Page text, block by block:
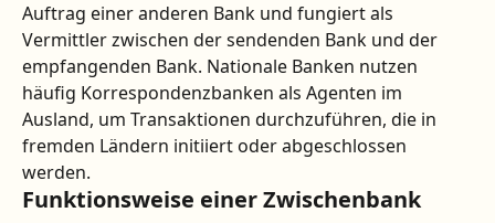
Auftrag einer anderen Bank und fungiert als
Vermittler zwischen der sendenden Bank und der
empfangenden Bank. Nationale Banken nutzen
häufig Korrespondenzbanken als Agenten im
Ausland, um Transaktionen durchzuführen, die in
fremden Ländern initiiert oder abgeschlossen
werden.
Funktionsweise einer Zwischenbank